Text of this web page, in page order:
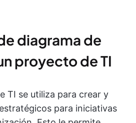
diagrama de
proyecto de TI
TI se utiliza para crear y
para iniciativas